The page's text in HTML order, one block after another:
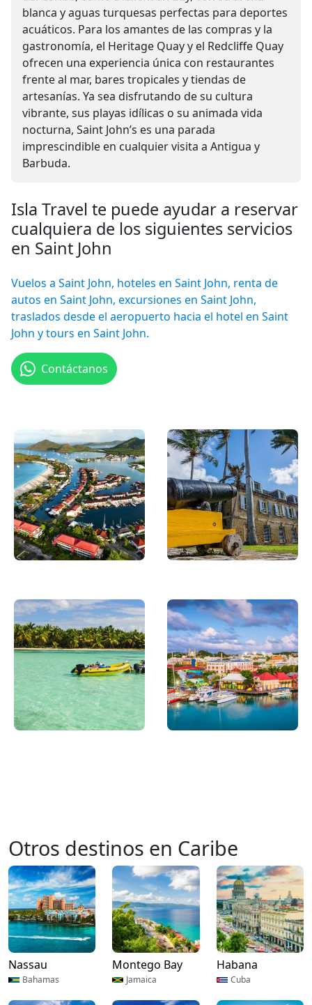
blanca y aguas turquesas perfectas para deportes
acuáticos. Para los amantes de las compras y la
gastronomía, el Heritage Quay y el Redcliffe Quay
ofrecen una experiencia única con restaurantes
frente al mar, bares tropicales y tiendas de
artesanías. Ya sea disfrutando de su cultura
vibrante, sus playas idílicas o su animada vida
nocturna, Saint John’s es una parada
imprescindible en cualquier visita a Antigua y
Barbuda.
Isla Travel te puede ayudar a reservar
cualquiera de los siguientes servicios
en Saint John
Vuelos a Saint John, hoteles en Saint John, renta de
autos en Saint John, excursiones en Saint John,
traslados desde el aeropuerto hacia el hotel en Saint
John y tours en Saint John.
Contáctanos
Otros destinos en Caribe
Nassau
Bahamas
Montego Bay
Jamaica
Habana
Cuba